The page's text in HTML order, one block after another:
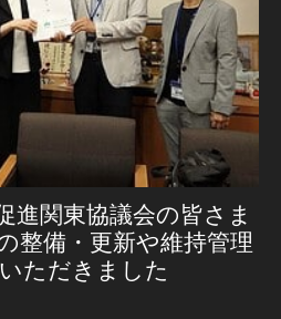
進関東協議会の皆さま
整備・更新や維持管理
ただきました